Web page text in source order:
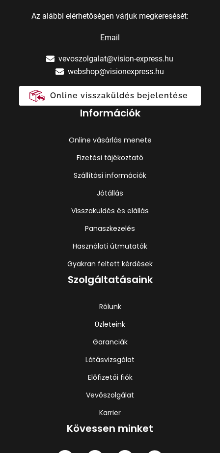
Az alábbi elérhetőségen várjuk megkeresését:
Email
vevoszolgalat@vision-express.hu
webshop@visionexpress.hu
Online visszaküldés bejelentése
Információk
Online vásárlás menete
Fizetési tájékoztató
Szállítási információk
Jótállás
Visszaküldés és elállás
Panaszkezelés
Használati útmutatók
Gyakran feltett kérdések
Szolgáltatásaink
Rólunk
Üzleteink
Garanciák
Látásvizsgálat
Előfizetői fiók
Vevőszolgálat
Karrier
Kövessen minket